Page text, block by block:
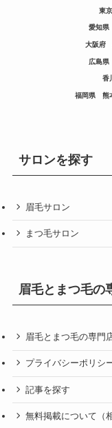
東
愛知県
大阪府
広島県
香
福岡県 熊
サロンを探す
眉毛サロン
まつ毛サロン
眉毛とまつ毛の
眉毛とまつ毛の専門
プライバシーポリシ
記事を探す
無料掲載について（